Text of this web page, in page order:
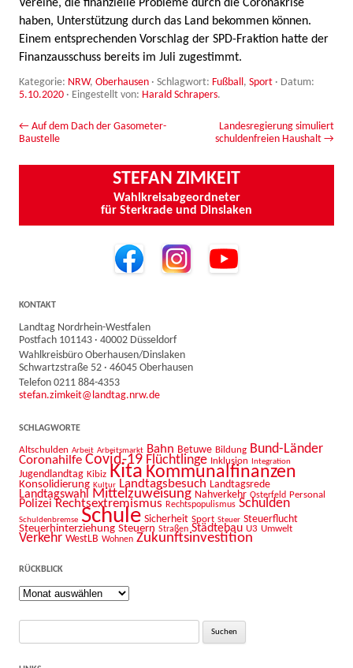
Vereine, die finanzielle Probleme durch die Coronakrise
haben, Unterstützung durch das Land bekommen können.
Einem entsprechenden Vorschlag der SPD-Fraktion hatte der
Finanzausschuss bereits im Juli zugestimmt.
Kategorie: NRW, Oberhausen · Schlagwort: Fußball , Sport · Datum:
5.10.2020 · Eingestellt von: Harald Schrapers.
Beitrags-Navigation
← Auf dem Dach der Gasometer-
Baustelle
Landesregierung simuliert
schuldenfreien Haushalt →
STEFAN ZIMKEIT
Wahlkreisabgeordneter
für Sterkrade und Dinslaken
KONTAKT
Landtag Nordrhein-Westfalen
Postfach 101143 · 40002 Düsseldorf
Wahlkreisbüro Oberhausen/Dinslaken
Schwartzstraße 52 · 46045 Oberhausen
Telefon 0211 884-4353
stefan.zimkeit@landtag.nrw.de
SCHLAGWORTE
Altschulden Arbeit Arbeitsmarkt Bahn Betuwe Bildung Bund-Länder
Coronahilfe Covid-19 Flüchtlinge Inklusion Integration
Jugendlandtag Kibiz Kita Kommunalfinanzen
Konsolidierung Kultur Landtagsbesuch Landtagsrede
Landtagswahl Mittelzuweisung Nahverkehr Osterfeld Personal
Polizei Rechtsextremismus Rechtspopulismus Schulden
Schuldenbremse Schule Sicherheit Sport Steuer Steuerflucht
Steuerhinterziehung Steuern Straßen Städtebau U3 Umwelt
Verkehr WestLB Wohnen Zukunftsinvestition
RÜCKBLICK
Rückblick
Suche